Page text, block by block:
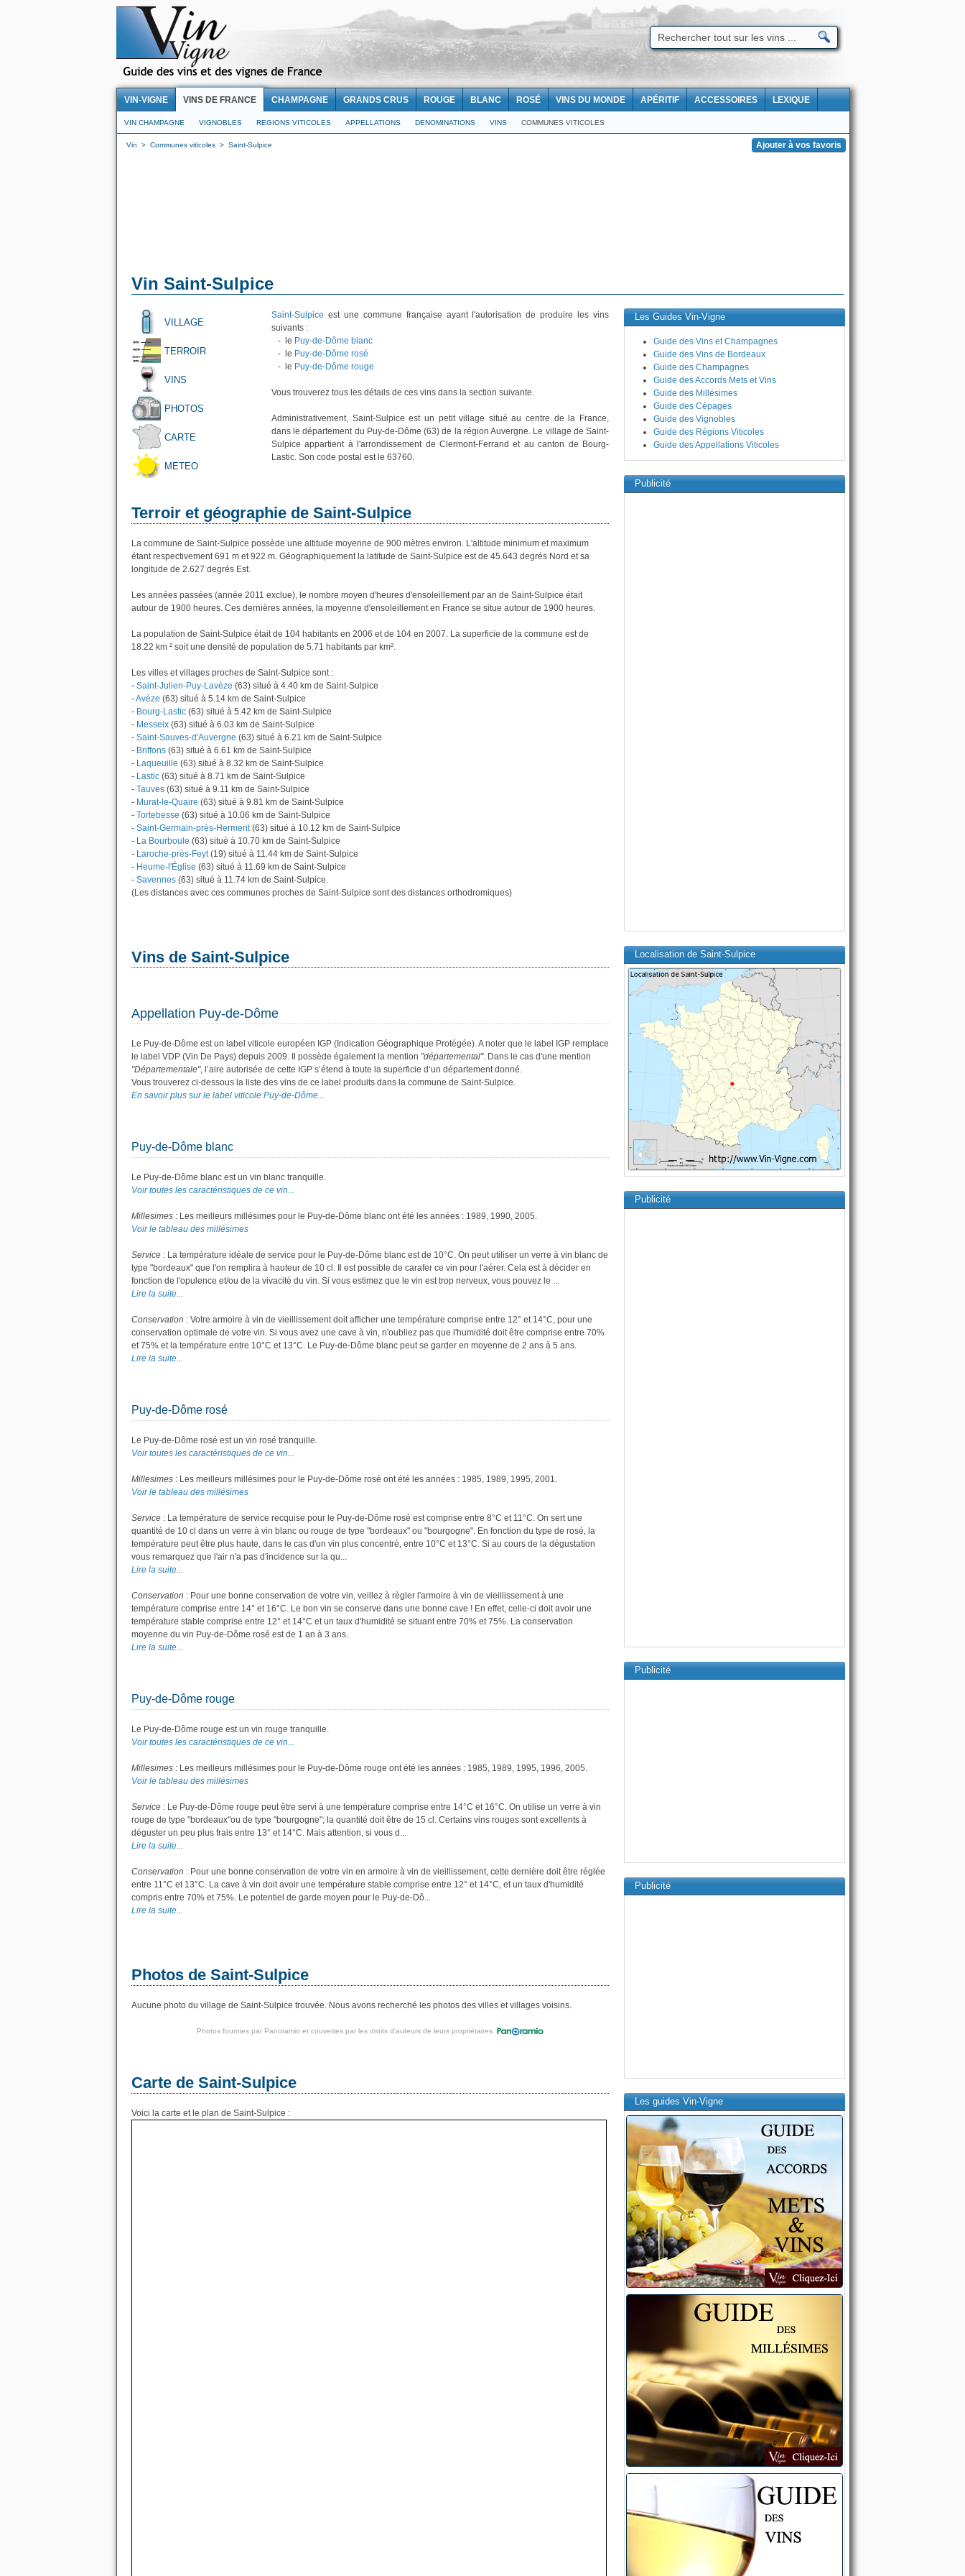
VIN-VIGNE VINS DE FRANCE CHAMPAGNE GRANDS CRUS ROUGE BLANC ROSÉ VINS DU MONDE APÉRITIF ACCESSOIRES LEXIQUE
VIN CHAMPAGNE VIGNOBLES REGIONS VITICOLES APPELLATIONS DENOMINATIONS VINS COMMUNES VITICOLES
Vin > Communes viticoles > Saint-Sulpice
Vin Saint-Sulpice
VILLAGE
TERROIR
VINS
PHOTOS
CARTE
METEO
Saint-Sulpice est une commune française ayant l'autorisation de produire les vins
suivants :
- le Puy-de-Dôme blanc
- le Puy-de-Dôme rosé
- le Puy-de-Dôme rouge
Vous trouverez tous les détails de ces vins dans la section suivante.
Administrativement, Saint-Sulpice est un petit village situé au centre de la France,
dans le département du Puy-de-Dôme (63) de la région Auvergne. Le village de Saint-
Sulpice appartient à l'arrondissement de Clermont-Ferrand et au canton de Bourg-
Lastic. Son code postal est le 63760.
Terroir et géographie de Saint-Sulpice
La commune de Saint-Sulpice possède une altitude moyenne de 900 mètres environ. L'altitude minimum et maximum
étant respectivement 691 m et 922 m. Géographiquement la latitude de Saint-Sulpice est de 45.643 degrés Nord et sa
longitude de 2.627 degrés Est.
Les années passées (année 2011 exclue), le nombre moyen d'heures d'ensoleillement par an de Saint-Sulpice était
autour de 1900 heures. Ces dernières années, la moyenne d'ensoleillement en France se situe autour de 1900 heures.
La population de Saint-Sulpice était de 104 habitants en 2006 et de 104 en 2007. La superficie de la commune est de
18.22 km ² soit une densité de population de 5.71 habitants par km².
Les villes et villages proches de Saint-Sulpice sont :
- Saint-Julien-Puy-Lavèze (63) situé à 4.40 km de Saint-Sulpice
-Avèze (63) situé à 5.14 km de Saint-Sulpice
- Bourg-Lastic (63) situé à 5.42 km de Saint-Sulpice
- Messeix (63) situé à 6.03 km de Saint-Sulpice
- Saint-Sauves-d'Auvergne (63) situé à 6.21 km de Saint-Sulpice
- Briffons (63) situé à 6.61 km de Saint-Sulpice
- Laqueuille (63) situé à 8.32 km de Saint-Sulpice
- Lastic (63) situé à 8.71 km de Saint-Sulpice
- Tauves (63) situé à 9.11 km de Saint-Sulpice
- Murat-le-Quaire (63) situé à 9.81 km de Saint-Sulpice
- Tortebesse (63) situé à 10.06 km de Saint-Sulpice
- Saint-Germain-près-Herment(63) situé à 10.12 km de Saint-Sulpice
- La Bourboule (63) situé à 10.70 km de Saint-Sulpice
- Laroche-près-Feyt(19) situé à 11.44 km de Saint-Sulpice
- Heume-l'Église (63) situé à 11.69 km de Saint-Sulpice
- Savennes (63) situé à 11.74 km de Saint-Sulpice.
(Les distances avec ces communes proches de Saint-Sulpice sont des distances orthodromiques)
Vins de Saint-Sulpice
Appellation Puy-de-Dôme
Le Puy-de-Dôme est un label viticole européen IGP (Indication Géographique Protégée). A noter que le label IGP remplace
le label VDP (Vin De Pays) depuis 2009. Il possède également la mention "départemental". Dans le cas d'une mention
"Départementale", l’aire autorisée de cette IGP s’étend à toute la superficie d’un département donné.
Vous trouverez ci-dessous la liste des vins de ce label produits dans la commune de Saint-Sulpice.
En savoir plus sur le label viticole Puy-de-Dôme...
Puy-de-Dôme blanc
Le Puy-de-Dôme blanc est un vin blanc tranquille.
Voir toutes les caractéristiques de ce vin...
Millesimes : Les meilleurs millésimes pour le Puy-de-Dôme blanc ont été les années : 1989, 1990, 2005.
Voir le tableau des millésimes
Service : La température idéale de service pour le Puy-de-Dôme blanc est de 10°C. On peut utiliser un verre à vin blanc de
type "bordeaux" que l'on remplira à hauteur de 10 cl. Il est possible de carafer ce vin pour l'aérer. Cela est à décider en
fonction de l'opulence et/ou de la vivacité du vin. Si vous estimez que le vin est trop nerveux, vous pouvez le ...
Lire la suite...
Conservation : Votre armoire à vin de vieillissement doit afficher une température comprise entre 12° et 14°C, pour une
conservation optimale de votre vin. Si vous avez une cave à vin, n'oubliez pas que l'humidité doit être comprise entre 70%
et 75% et la température entre 10°C et 13°C. Le Puy-de-Dôme blanc peut se garder en moyenne de 2 ans à 5 ans.
Lire la suite...
Puy-de-Dôme rosé
Le Puy-de-Dôme rosé est un vin rosé tranquille.
Voir toutes les caractéristiques de ce vin...
Millesimes : Les meilleurs millésimes pour le Puy-de-Dôme rosé ont été les années : 1985, 1989, 1995, 2001.
Voir le tableau des millésimes
Service : La température de service recquise pour le Puy-de-Dôme rosé est comprise entre 8°C et 11°C. On sert une
quantité de 10 cl dans un verre à vin blanc ou rouge de type "bordeaux" ou "bourgogne". En fonction du type de rosé, la
température peut être plus haute, dans le cas d'un vin plus concentré, entre 10°C et 13°C. Si au cours de la dégustation
vous remarquez que l'air n'a pas d'incidence sur la qu...
Lire la suite...
Conservation : Pour une bonne conservation de votre vin, veillez à règler l'armoire à vin de vieillissement à une
température comprise entre 14° et 16°C. Le bon vin se conserve dans une bonne cave ! En effet, celle-ci doit avoir une
température stable comprise entre 12° et 14°C et un taux d'humidité se situant entre 70% et 75%. La conservation
moyenne du vin Puy-de-Dôme rosé est de 1 an à 3 ans.
Lire la suite...
Puy-de-Dôme rouge
Le Puy-de-Dôme rouge est un vin rouge tranquille.
Voir toutes les caractéristiques de ce vin...
Millesimes : Les meilleurs millésimes pour le Puy-de-Dôme rouge ont été les années : 1985, 1989, 1995, 1996, 2005.
Voir le tableau des millésimes
Service : Le Puy-de-Dôme rouge peut être servi à une température comprise entre 14°C et 16°C. On utilise un verre à vin
rouge de type "bordeaux"ou de type "bourgogne"; la quantité doit être de 15 cl. Certains vins rouges sont excellents à
déguster un peu plus frais entre 13° et 14°C. Mais attention, si vous d...
Lire la suite...
Conservation : Pour une bonne conservation de votre vin en armoire à vin de vieillissement, cette dernière doit être réglée
entre 11°C et 13°C. La cave à vin doit avoir une température stable comprise entre 12° et 14°C, et un taux d'humidité
compris entre 70% et 75%. Le potentiel de garde moyen pour le Puy-de-Dô...
Lire la suite...
Photos de Saint-Sulpice
Aucune photo du village de Saint-Sulpice trouvée. Nous avons recherché les photos des villes et villages voisins.
Photos fournies par Panoramio et couvertes par les droits d'auteurs de leurs propriétaires.
Carte de Saint-Sulpice
Voici la carte et le plan de Saint-Sulpice :
Les Guides Vin-Vigne
Guide des Vins et Champagnes
Guide des Vins de Bordeaux
Guide des Champagnes
Guide des Accords Mets et Vins
Guide des Millésimes
Guide des Cépages
Guide des Vignobles
Guide des Régions Viticoles
Guide des Appellations Viticoles
Publicité
Localisation de Saint-Sulpice
Publicité
Publicité
Publicité
Les guides Vin-Vigne